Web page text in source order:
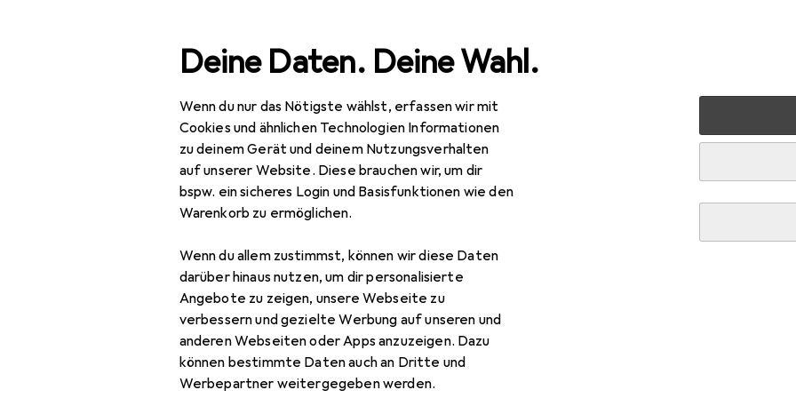
Deine Daten. Deine Wahl.
Wenn du nur das Nötigste wählst, erfassen wir mit
Cookies und ähnlichen Technologien Informationen
zu deinem Gerät und deinem Nutzungsverhalten
auf unserer Website. Diese brauchen wir, um dir
bspw. ein sicheres Login und Basisfunktionen wie den
Warenkorb zu ermöglichen.
Wenn du allem zustimmst, können wir diese Daten
darüber hinaus nutzen, um dir personalisierte
Angebote zu zeigen, unsere Webseite zu
verbessern und gezielte Werbung auf unseren und
anderen Webseiten oder Apps anzuzeigen. Dazu
können bestimmte Daten auch an Dritte und
Werbepartner weitergegeben werden.
Navigation nach Kategorien Gesamtsortiment IT + Multimedia PC Komponenten